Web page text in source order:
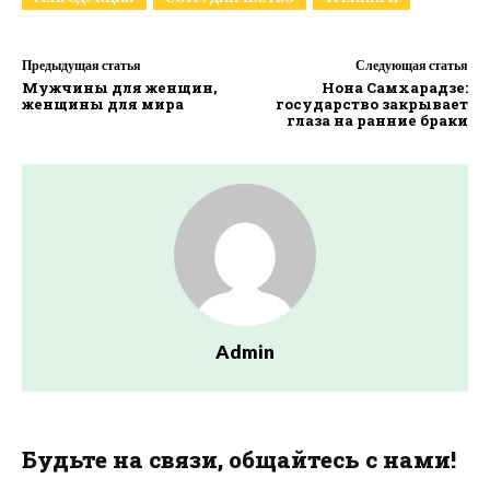
Предыдущая статья
Мужчины для женщин,
женщины для мира
Следующая статья
Нона Самхарадзе:
государство закрывает
глаза на ранние браки
Admin
Будьте на связи, общайтесь с нами!